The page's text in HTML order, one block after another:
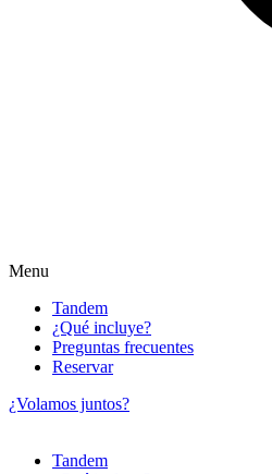
Menu
Tandem
¿Qué incluye?
Preguntas frecuentes
Reservar
¿Volamos juntos?
Tandem